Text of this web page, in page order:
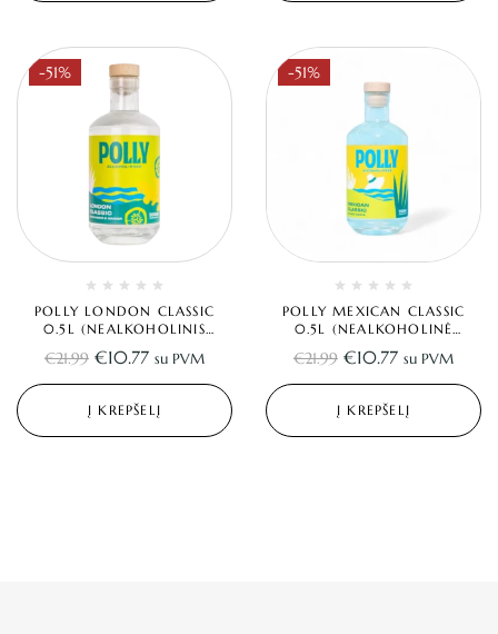
-51%
POLLY LONDON CLASSIC
0.5L (NEALKOHOLINIS
DŽINAS)
€21.99 €10.77 su PVM
Į KREPŠELĮ
-51%
POLLY MEXICAN CLASSIC
0.5L (NEALKOHOLINĖ
TEKILA)
€21.99 €10.77 su PVM
Į KREPŠELĮ